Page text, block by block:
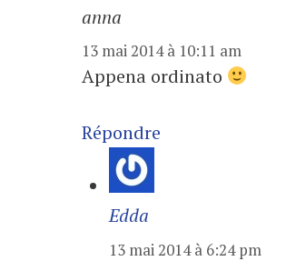
anna
13 mai 2014 à 10:11 am
Appena ordinato
Répondre
Edda
13 mai 2014 à 6:24 pm